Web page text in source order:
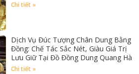
Chi tiết »
Dịch Vụ Đúc Tượng Chân Dung Bằng
Đồng: Chế Tác Sắc Nét, Giàu Giá Trị
Lưu Giữ Tại Đồ Đồng Dung Quang Hà
Chi tiết »